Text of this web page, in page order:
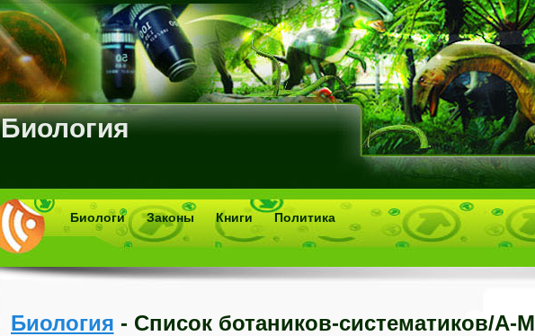
Биология
Биологи Законы Книги Политика
Биология - Список ботаников-систематиков/A-M